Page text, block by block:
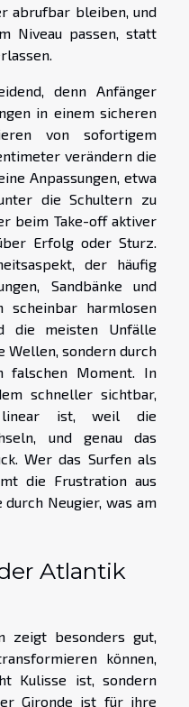
abrufbar bleiben, und
Niveau passen, statt
denn Anfänger
in einem sicheren
von sofortigem
verändern die
Anpassungen, etwa
die Schultern zu
beim Take-off aktiver
Erfolg oder Sturz.
der häufig
Sandbänke und
harmlosen
die meisten Unfälle
Wellen, sondern durch
falschen Moment. In
schneller sichtbar,
ist, weil die
und genau das
Wer das Surfen als
die Frustration aus
Neugier, was am
Atlantik
zeigt besonders gut,
können,
Kulisse ist, sondern
Gironde ist für ihre